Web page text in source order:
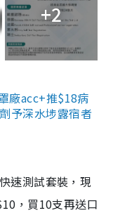
+2
廠acc+推$18病
予深水埗露宿者
速測試套裝，現
，買10支再送口